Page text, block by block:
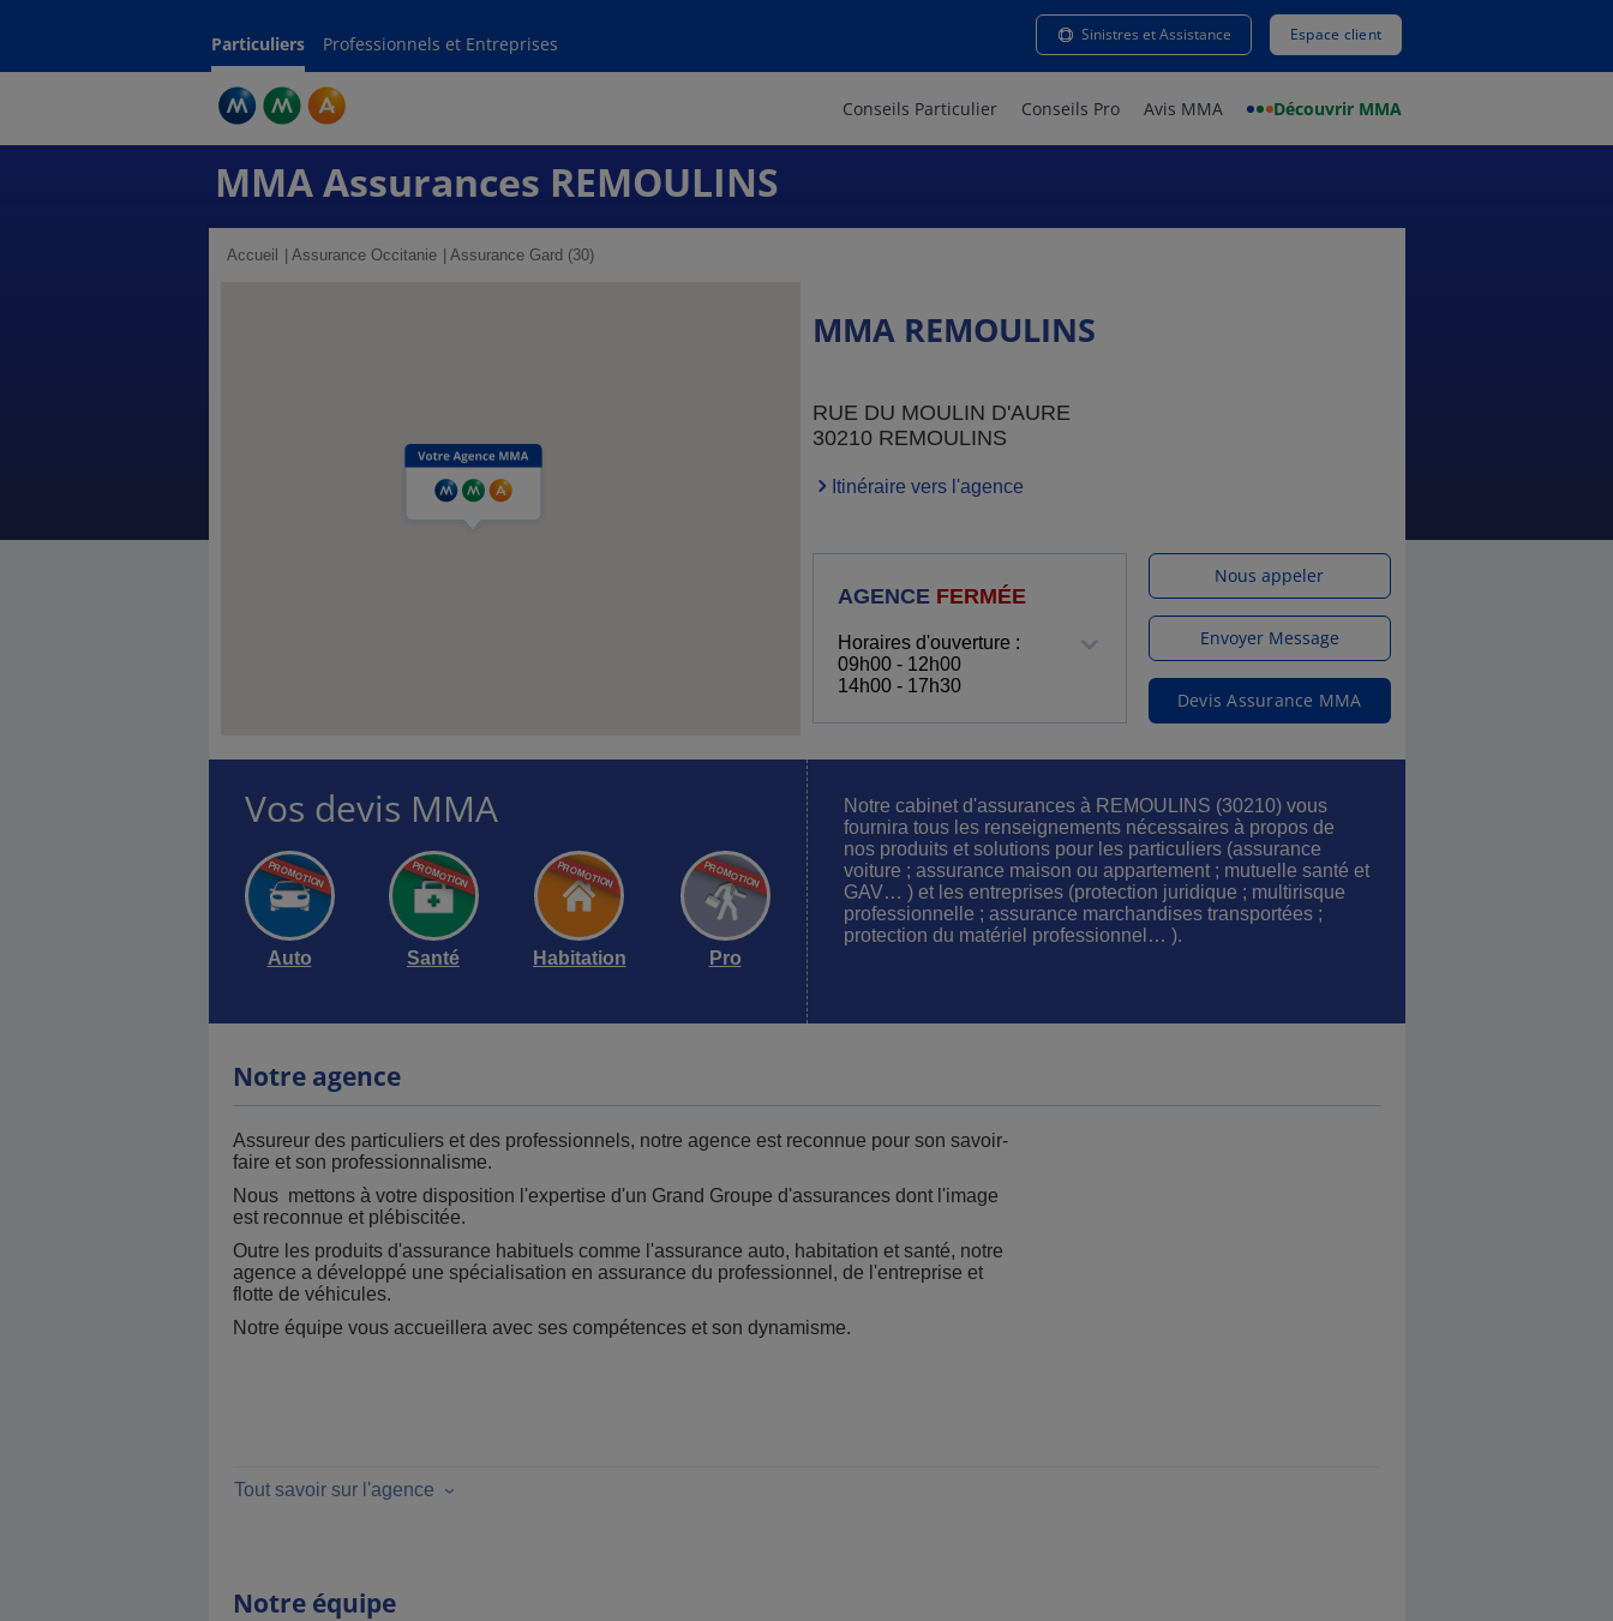
Particuliers Professionnels et Entreprises Sinistres et Assistance Espace client
Conseils Particulier Conseils Pro Avis MMA Découvrir MMA
MMA Assurances REMOULINS
Accueil Assurance Occitanie Assurance Gard (30)
MMA REMOULINS
RUE DU MOULIN D'AURE
30210 REMOULINS
Itinéraire vers l'agence
AGENCE FERMÉE
Horaires d'ouverture :
09h00 - 12h00
14h00 - 17h30
Nous appeler
Envoyer Message
Devis Assurance MMA
Vos devis MMA
Auto Santé Habitation Pro
Notre cabinet d'assurances à REMOULINS (30210) vous
fournira tous les renseignements nécessaires à propos de
nos produits et solutions pour les particuliers (assurance
voiture ; assurance maison ou appartement ; mutuelle santé et
GAV… ) et les entreprises (protection juridique ; multirisque
professionnelle ; assurance marchandises transportées ;
protection du matériel professionnel… ).
Notre agence
Assureur des particuliers et des professionnels, notre agence est reconnue pour son savoir-
faire et son professionnalisme.
Nous mettons à votre disposition l'expertise d'un Grand Groupe d'assurances dont l'image
est reconnue et plébiscitée.
Outre les produits d'assurance habituels comme l'assurance auto, habitation et santé, notre
agence a développé une spécialisation en assurance du professionnel, de l'entreprise et
flotte de véhicules.
Notre équipe vous accueillera avec ses compétences et son dynamisme.
Tout savoir sur l'agence
Notre équipe